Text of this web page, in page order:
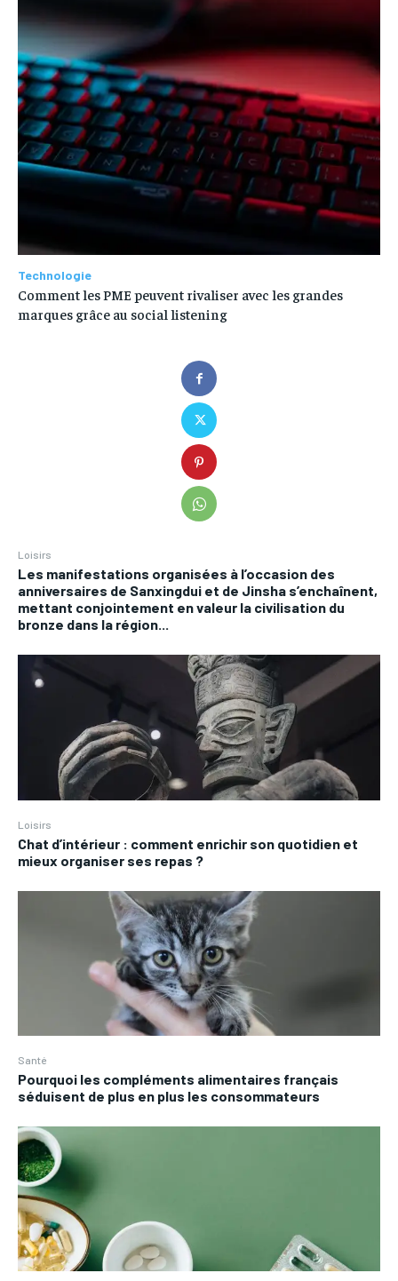
Loisirs
Les manifestations organisées à l’occasion des
anniversaires de Sanxingdui et de Jinsha s’enchaînent,
mettant conjointement en valeur la civilisation du
bronze dans la région...
Loisirs
Chat d’intérieur : comment enrichir son quotidien et
mieux organiser ses repas ?
Santé
Pourquoi les compléments alimentaires français
séduisent de plus en plus les consommateurs
Technologie
Comment les PME peuvent rivaliser avec les grandes
marques grâce au social listening